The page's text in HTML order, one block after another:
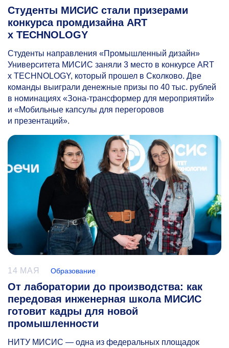
Студенты МИСИС стали призерами
конкурса промдизайна ART
x TECHNOLOGY
Студенты направления «Промышленный дизайн»
Университета МИСИС заняли 3 место в конкурсе ART
x TECHNOLOGY, который прошел в Сколково. Две
команды выиграли денежные призы по 40 тыс. рублей
в номинациях «Зона-трансформер для мероприятий»
и «Мобильные капсулы для перегоровов
и презентаций».
14 МАЯ Образование
От лаборатории до производства: как
передовая инженерная школа МИСИС
готовит кадры для новой
промышленности
НИТУ МИСИС — одна из федеральных площадок